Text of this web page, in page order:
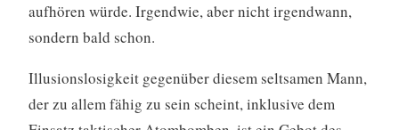
aufhören würde. Irgendwie, aber nicht irgendwann,
sondern bald schon.
Illusionslosigkeit gegenüber diesem seltsamen Mann,
der zu allem fähig zu sein scheint, inklusive dem